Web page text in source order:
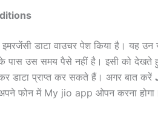
डाटा वाउचर पेश किया है। यह उन
पास उस समय पैसे नहीं है। इसी को देखते
डाटा प्राप्त कर सकते हैं। अगर बात करें
फोन में My jio app ओपन करना होगा।